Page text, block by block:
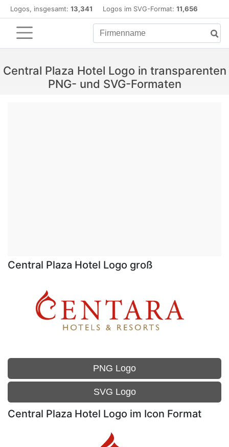
Logos, insgesamt: 13,341 Logos im SVG-Format: 11,656
Central Plaza Hotel Logo in transparenten
PNG- und SVG-Formaten
Central Plaza Hotel Logo groß
PNG Logo
SVG Logo
Central Plaza Hotel Logo im Icon Format